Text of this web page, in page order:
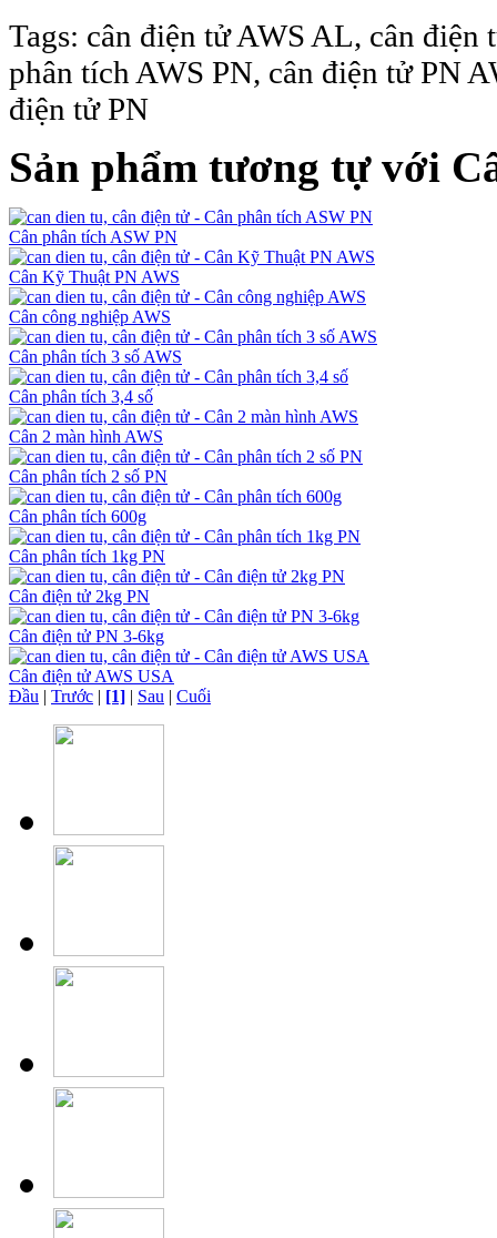
Tags: cân điện tử AWS AL, cân
phân tích AWS PN, cân điện tử PN
điện tử PN
Sản phẩm tương tự với
Cân phân tích ASW PN
Cân Kỹ Thuật PN AWS
Cân công nghiệp AWS
Cân phân tích 3 số AWS
Cân phân tích 3,4 số
Cân 2 màn hình AWS
Cân phân tích 2 số PN
Cân phân tích 600g
Cân phân tích 1kg PN
Cân điện tử 2kg PN
Cân điện tử PN 3-6kg
Cân điện tử AWS USA
Đầu | Trước | [1] | Sau | Cuối